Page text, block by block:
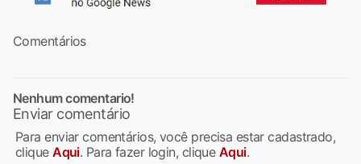
Comentários
Nenhum comentario!
Enviar comentário
Para enviar comentários, você precisa estar cadastrado,
cliqueAqui. Para fazer login, clique Aqui.